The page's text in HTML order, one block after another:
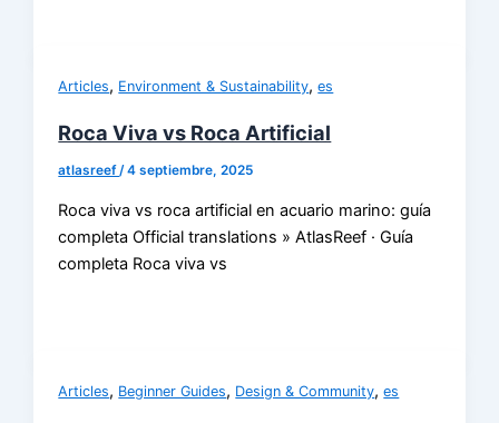
Articles, Environment & Sustainability,es
Roca Viva vs Roca Artificial
atlasreef/4 septiembre, 2025
Roca viva vs roca artificial en acuario marino: guía
completa Official translations » AtlasReef · Guía
completa Roca viva vs
Articles, Beginner Guides, Design & Community,es